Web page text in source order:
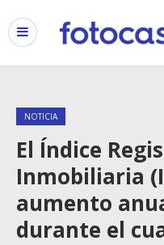
NOTICIA
El Índice
Inmobiliaria
aumento
durante el